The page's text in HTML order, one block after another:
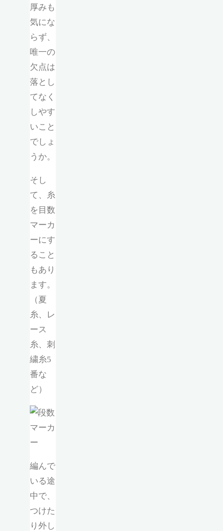
厚みも
気にな
らず、
唯一の
欠点は
落とし
てなく
しやす
いこと
でしょ
うか。
そし
て、糸
を目数
マーカ
ーにす
ること
もあり
ます。
（夏
糸、レ
ース
糸、刺
繍糸5
番な
ど）
編んで
いる途
中で、
つけた
り外し